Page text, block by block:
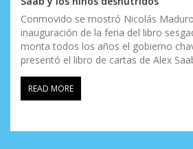
Conmovido se mostró Nicolás
inauguración de la feria del libro
monta todos los años el gobierno
presentó el libro de cartas de Alex
READ MORE